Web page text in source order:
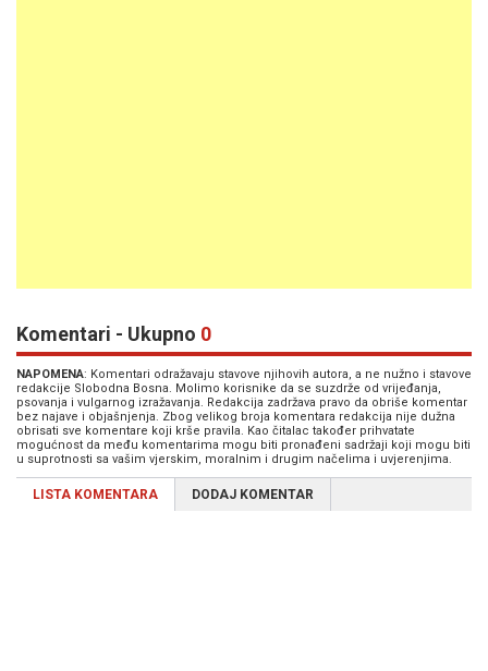
Komentari - Ukupno 0
NAPOMENA: Komentari odražavaju stavove njihovih autora, a ne nužno i stavove
redakcije Slobodna Bosna. Molimo korisnike da se suzdrže od vrijeđanja,
psovanja i vulgarnog izražavanja. Redakcija zadržava pravo da obriše komentar
bez najave i objašnjenja. Zbog velikog broja komentara redakcija nije dužna
obrisati sve komentare koji krše pravila. Kao čitalac također prihvatate
mogućnost da među komentarima mogu biti pronađeni sadržaji koji mogu biti
u suprotnosti sa vašim vjerskim, moralnim i drugim načelima i uvjerenjima.
LISTA KOMENTARA DODAJ KOMENTAR